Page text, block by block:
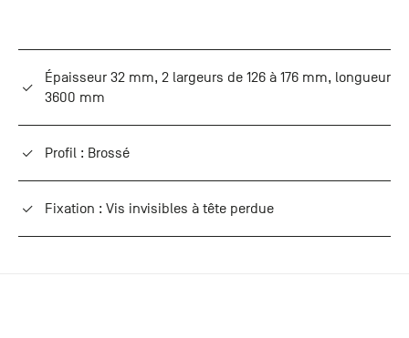
Épaisseur 32 mm, 2 largeurs de 126 à 176 mm, longueur
3600 mm
Profil : Brossé
Fixation : Vis invisibles à tête perdue